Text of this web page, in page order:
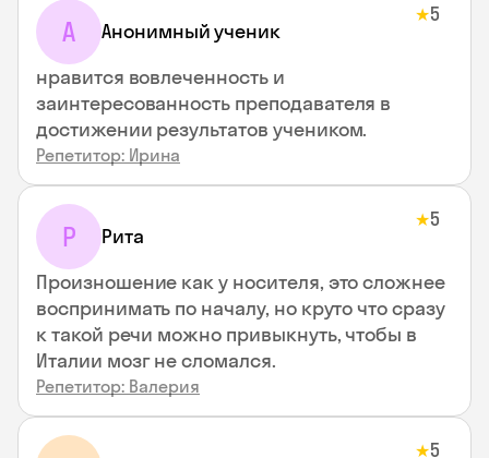
А Анонимный ученик
★5
нравится вовлеченность и
заинтересованность преподавателя в
достижении результатов учеником.
Репетитор: Ирина
Р Рита
★5
Произношение как у носителя, это сложнее
воспринимать по началу, но круто что сразу
к такой речи можно привыкнуть, чтобы в
Италии мозг не сломался.
Репетитор: Валерия
★5